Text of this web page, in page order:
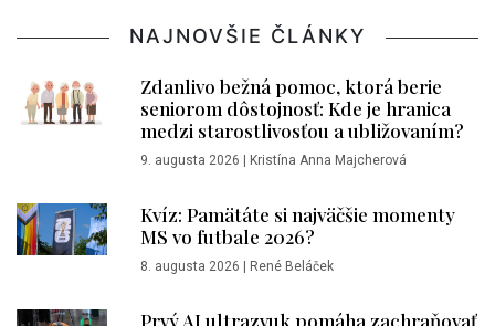
NAJNOVŠIE ČLÁNKY
Zdanlivo bežná pomoc, ktorá berie
seniorom dôstojnosť: Kde je hranica
medzi starostlivosťou a ubližovaním?
9. augusta 2026 Kristína Anna Majcherová
Kvíz: Pamätáte si najväčšie momenty
MS vo futbale 2026?
8. augusta 2026 René Beláček
Prvý AI ultrazvuk pomáha zachraňovať